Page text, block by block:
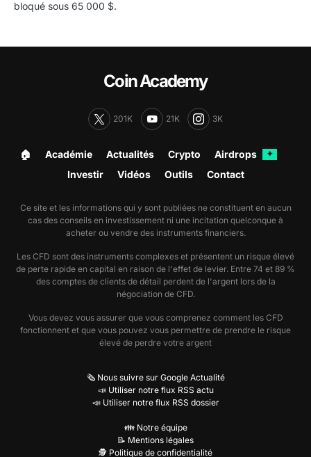
bloqué sous 65 000 $.
Coin Academy
201K 21K 3K
🏠︎ Académie Actualités Crypto Airdrops ✦
Investir Vidéos Outils Contact
Ce site et les informations qui y sont publiées ne constituent en aucun
cas des conseils en investissement ni une incitation quelconque à
acheter ou vendre des instruments financiers.
Les CFD sont des instruments complexes et présentent un risque élevé
de perte rapide en capital en raison de l'effet de levier. Entre 74 et 89 %
des comptes de clients de détail perdent de l'argent lors de la
négociation de CFD.
Vous devez vous assurer que vous comprenez comment les CFD
fonctionnent et que vous pouvez vous permettre de prendre le risque
élevé de perdre votre argent
🗞️ Nous suivre sur Google Actualité
📣 Utiliser notre flux RSS actu
📣 Utiliser notre flux RSS dossier
👪 Notre équipe
📝 Mentions légales
🕵️ Politique de confidentialité